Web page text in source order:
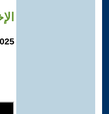
/ 4 / 23